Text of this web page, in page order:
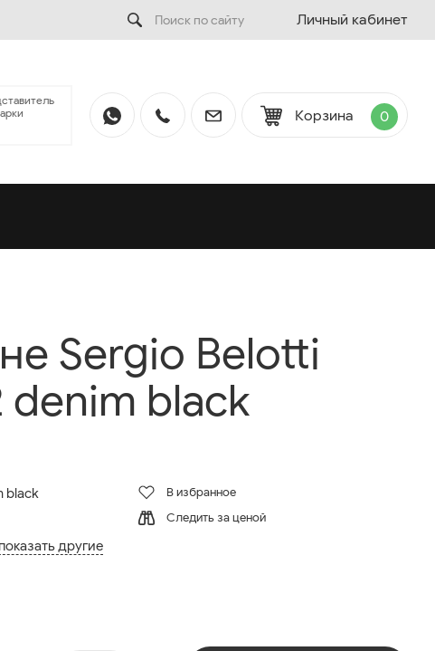
Личный кабинет
Корзина 0
Sergio Belotti
denim black
black
другие
В избранное
Следить за ценой